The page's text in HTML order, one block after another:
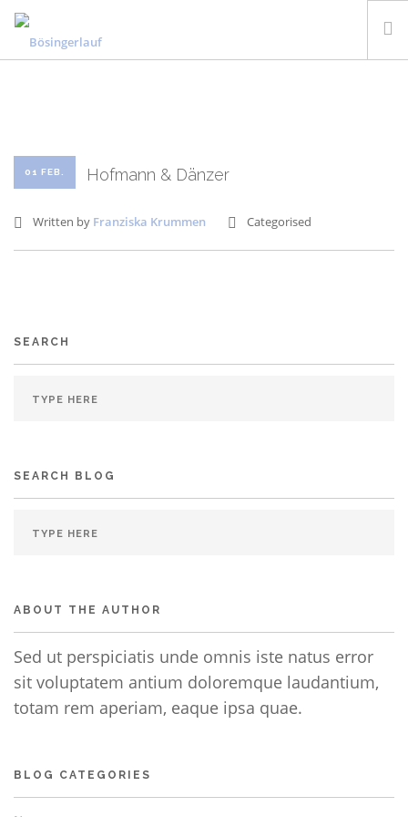
RESULTATE UND FOTOS
01 FEB. Hofmann & Dänzer
Written by Franziska Krummen Categorised
SEARCH
SEARCH BLOG
ABOUT THE AUTHOR
Sed ut perspiciatis unde omnis iste natus error
sit voluptatem antium doloremque laudantium,
totam rem aperiam, eaque ipsa quae.
BLOG CATEGORIES